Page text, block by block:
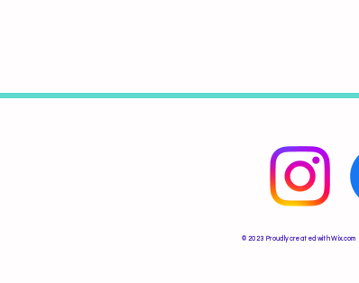
​© 2023 Proudly created withWix.com